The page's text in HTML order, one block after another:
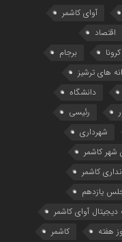
آوای کاشمر
اقتصاد
برجام
های ترشیز
دانشگاه
رئیسی
شهرداری
شهر کاشمر
کاشمر
یازدهم
دیجیتال آوای کاشمر
هفته کاشمر